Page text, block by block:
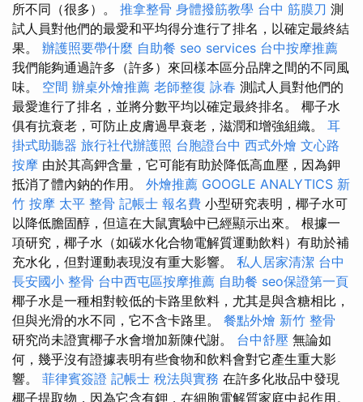
所不同（很多）。 推拿整骨 身體撥筋教學 台中 筋膜刀 測
試人員對他們的最愛和平均得分進行了排名，以確定最終結
果。 辦護照要帶什麼 自助餐 seo services 台中按摩推薦
我們能夠通過許多（許多）來回樣本區分品牌之間的不同風
味。 空間 辦桌外燴推薦 老師整復 詠春 測試人員對他們的
最愛進行了排名，並將分數平均以確定最終排名。 椰子水
俱有抗衰老，可防止皮膚過早衰老，滋潤和增強組織。 耳
掛式助聽器 旅行社代辦護照 台胞證台中 西式外燴 文心路
按摩 由於其高鉀含量，它可能有助於降低高血壓，因為鉀
抵消了體內鈉的作用。 外燴推薦 GOOGLE ANALYTICS 新
竹 按摩 太平 整骨 記帳士 報名費 小型研究表明，椰子水可
以降低膽固醇，但這在大鼠實驗中已經顯示出來。 根據一
項研究，椰子水（如碳水化合物電解質運動飲料）有助於補
充水化，但對運動表現沒有重大影響。 私人居家清潔 台中
長安國小 整骨 台中西屯區按摩推薦 自助餐 seo保證第一頁
椰子水是一種相對較低的卡路里飲料，尤其是與含糖相比，
但與光滑的水不同，它不含卡路里。 餐點外燴 新竹 整骨
研究尚未證實椰子水會增加新陳代謝。 台中舒壓 無論如
何，幾乎沒有證據表明有些食物和飲料會對它產生重大影
響。 菲律賓簽證 記帳士 稅法與實務 在許多化妝品中發現
椰子提取物，因為它含有鉀，在細胞電解質家庭中起作用。